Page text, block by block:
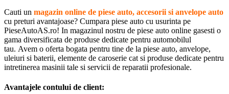
Cauti un magazin online de piese auto, accesorii si anvelope auto
cu preturi avantajoase? Cumpara piese auto cu usurinta pe
PieseAutoAS.ro! In magazinul nostru de piese auto online gasesti o
gama diversificata de produse dedicate pentru automobilul
tau. Avem o oferta bogata pentru tine de la piese auto, anvelope,
uleiuri si baterii, elemente de caroserie cat si produse dedicate pentru
intretinerea masinii tale si servicii de reparatii profesionale.
Avantajele contului de client: